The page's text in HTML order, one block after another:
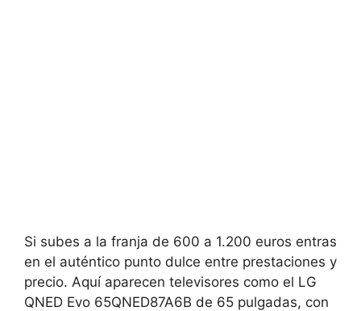
Si subes a la franja de 600 a 1.200 euros entras
en el auténtico punto dulce entre prestaciones y
precio. Aquí aparecen televisores como el LG
QNED Evo 65QNED87A6B de 65 pulgadas, con